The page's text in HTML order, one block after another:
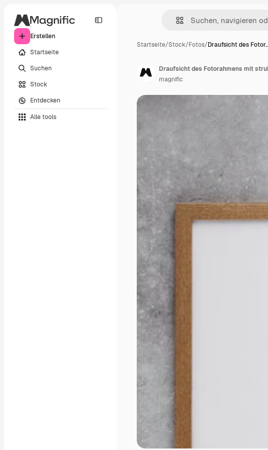
Erstellen
Startseite
Suchen
Stock
Entdecken
Alle tools
Startseite/Stock/Fotos/Draufsicht des
Draufsicht des Fotorahmens mit
magnific